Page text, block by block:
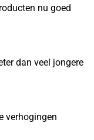
nu goed
dan veel jongere
verhogingen